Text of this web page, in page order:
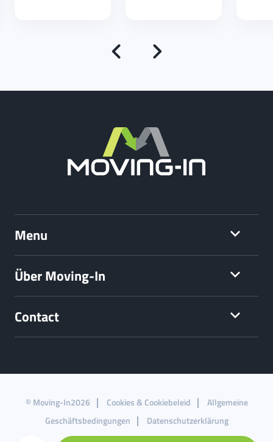
Menu
Über Moving-In
Contact
© Moving-In2026 Cookies & Cookiebeleid
Allgemeine
Geschäftsbedingungen
Datenschutzerklärung